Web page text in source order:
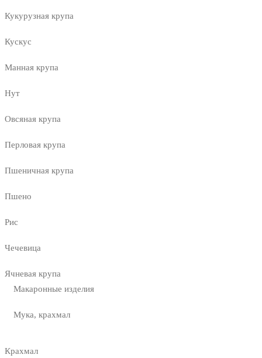
Кукурузная крупа
Кускус
Манная крупа
Нут
Овсяная крупа
Перловая крупа
Пшеничная крупа
Пшено
Рис
Чечевица
Ячневая крупа
Макаронные изделия
Мука, крахмал
Крахмал